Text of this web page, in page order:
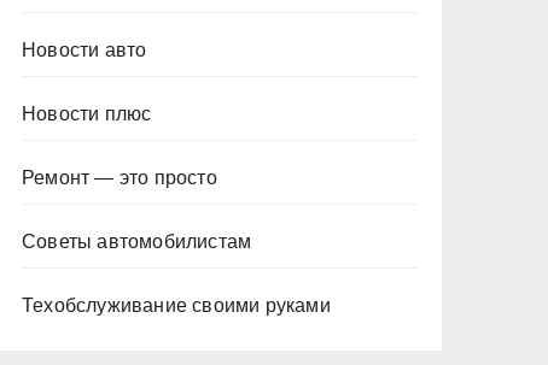
Новости авто
Новости плюс
Ремонт — это просто
Советы автомобилистам
Техобслуживание своими руками